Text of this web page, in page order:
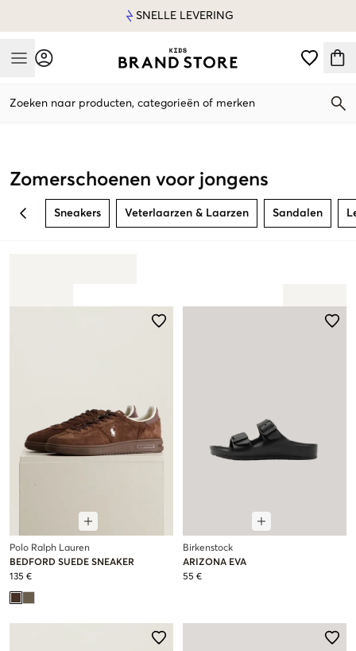
SNELLE LEVERING
Mobile Menu
Zoeken naar producten, categorieën of merken
Zomerschoenen voor jongens
BACK Sneakers Veterlaarzen & Laarzen Sandalen
Polo Ralph Lauren
BEDFORD SUEDE SNEAKER
135 €
Birkenstock
ARIZONA EVA
55 €